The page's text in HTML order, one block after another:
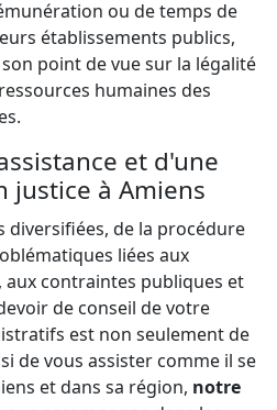
ou de temps de
établissements publics,
point de vue sur la légalité
humaines des
et d'une
justice à Amiens
diversifiées, de la procédure
liées aux
contraintes publiques et
de conseil de votre
est non seulement de
de vous assister comme il se
et dans sa région, notre